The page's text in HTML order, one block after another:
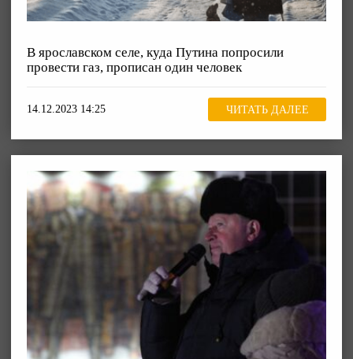
В ярославском селе, куда Путина попросили
провести газ, прописан один человек
14.12.2023 14:25 ЧИТАТЬ ДАЛЕЕ